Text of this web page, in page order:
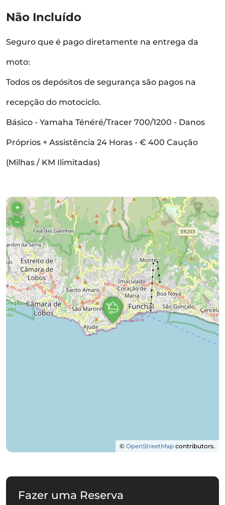
Não Incluído
Seguro que é pago diretamente na entrega da
moto:
Todos os depósitos de segurança são pagos na
recepção do motociclo.
Básico - Yamaha Ténéré/Tracer 700/1200 - Danos
Próprios + Assistência 24 Horas - € 400 Caução
(Milhas / KM Ilimitadas)
+
–
© OpenStreetMap contributors.
Fazer uma Reserva